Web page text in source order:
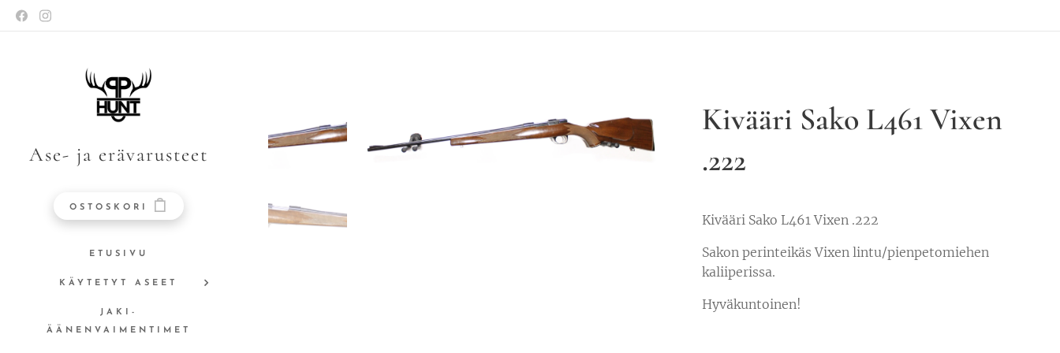
Ase- ja erävarusteet
OSTOSKORI
ETUSIVU
KÄYTETYT ASEET
JAKI-
ÄÄNENVAIMENTIMET
Kivääri Sako L461 Vixen
.222
Kivääri Sako L461 Vixen .222
Sakon perinteikäs Vixen lintu/pienpetomiehen
kaliiperissa.
Hyväkuntoinen!